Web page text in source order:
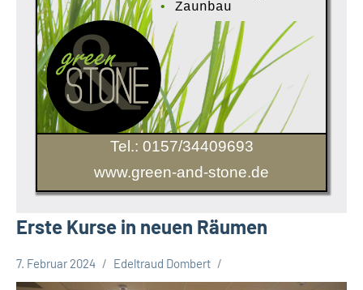
•
Zaunbau
Tel.: 0157/34409693
www.green-and-stone.de
Erste Kurse in neuen Räumen
7. Februar 2024 Edeltraud Dombert